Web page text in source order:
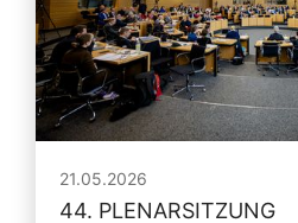
21.05.2026
44. PLENARSITZUNG